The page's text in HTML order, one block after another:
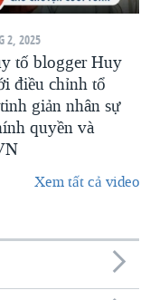
2, 2025
tố blogger Huy
điều chỉnh tổ
giản nhân sự
quyền và
Xem tất cả video